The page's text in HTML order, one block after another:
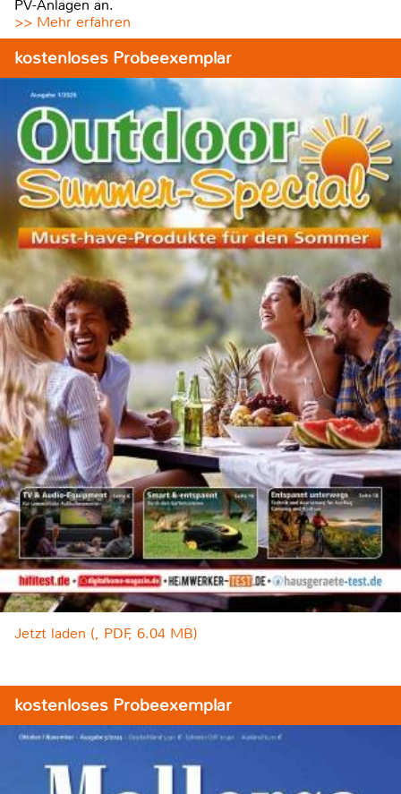
PV-Anlagen an.
>> Mehr erfahren
kostenloses Probeexemplar
Jetzt laden (, PDF, 6.04 MB)
kostenloses Probeexemplar